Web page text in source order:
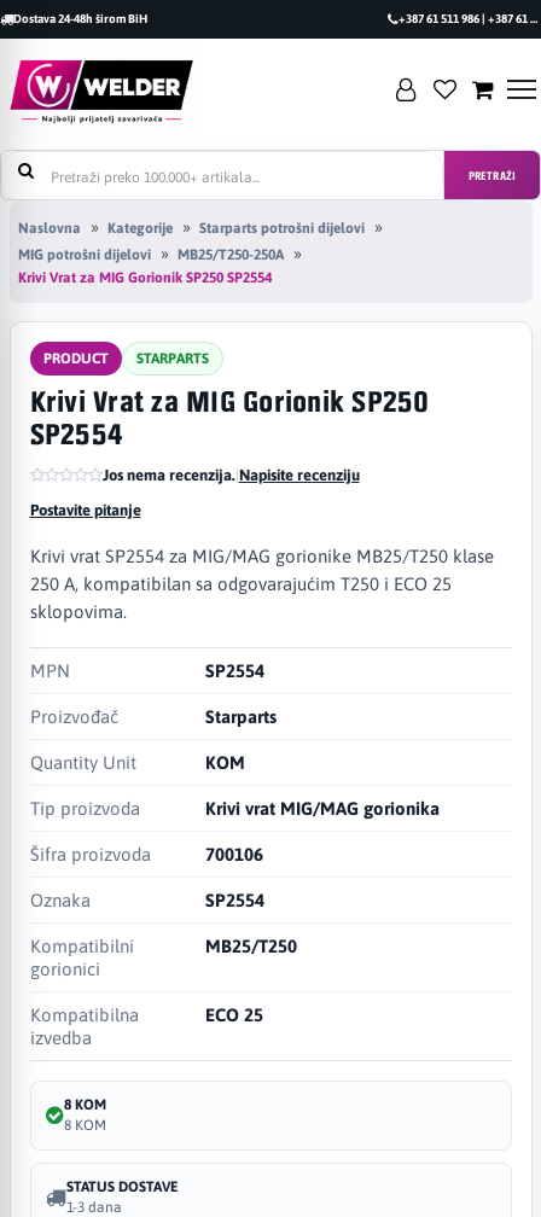
Dostava 24-48h širom BiH +387 61 511 986 | +387 61 493 470
PRETRAŽI
Naslovna Kategorije
Starparts potrošni dijelovi
MIG potrošni dijelovi
MB25/T250-250A
Krivi Vrat za MIG Gorionik SP250 SP2554
PRODUCT STARPARTS
Krivi Vrat za MIG Gorionik SP250
SP2554
Jos nema recenzija.|Napisite recenziju
Postavite pitanje
Krivi vrat SP2554 za MIG/MAG gorionike MB25/T250 klase
250 A, kompatibilan sa odgovarajućim T250 i ECO 25
sklopovima.
MPN SP2554
Proizvođač Starparts
Quantity Unit KOM
Tip proizvoda Krivi vrat MIG/MAG gorionika
Šifra proizvoda 700106
Oznaka SP2554
Kompatibilni
gorionici
MB25/T250
Kompatibilna
izvedba
ECO 25
8 KOM
8 KOM
STATUS DOSTAVE
1-3 dana